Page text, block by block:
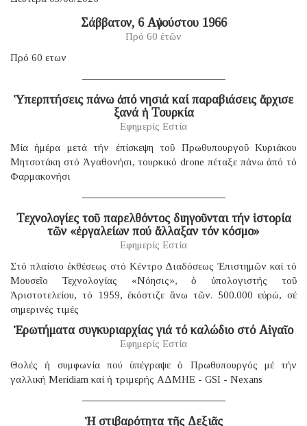
Σάββατον, 6 Αὐγούστου 1966
Πρό 60 ἐτῶν
Πρό 60 ετων
Ὑπερπτήσεις πάνω ἀπό νησιά καί παραβιάσεις ἄρχισε
ξανά ἡ Τουρκία
Εφημερίς Εστία
Μία ἡμέρα μετά τήν ἐπίσκεψη τοῦ Πρωθυπουργοῦ Κυριάκου
Μητσοτάκη στό Ἀγαθονήσι, τουρκικό drone πέταξε πάνω ἀπό τό
Φαρμακονήσι
Τεχνολογίες τοῦ παρελθόντος διηγοῦνται τήν ἱστορία
τῶν «ἐργαλείων πού ἄλλαξαν τόν κόσμο»
Εφημερίς Εστία
Στό πλαίσιο ἐκθέσεως στό Κέντρο Διαδόσεως Ἐπιστημῶν καί τό
Μουσεῖο Τεχνολογίας «Νόησις», ὁ ὑπολογιστής τοῦ
Ἀριστοτελείου, τό 1959, ἐκόστιζε ἄνω τῶν. 500.000 εὐρώ, σέ
σημερινές τιμές
Ἐρωτήματα συγκυριαρχίας γιά τό καλώδιο στό Αἰγαῖο
Εφημερίς Εστία
Θολές ἡ συμφωνία πού ὑπέγραψε ὁ Πρωθυπουργός μέ τήν
γαλλική Μeridiam καί ἡ τριμερής ΑΔΜΗΕ - GSI - Nexans
Ἡ στιβαρότητα τῆς Δεξιᾶς